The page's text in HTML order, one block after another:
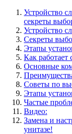
Устройство
секреты
Устройство
Секреты
Этапы
Как работает
Основные
Советы по
Этапы
Частые
Видео:
Замена и
унитазе!